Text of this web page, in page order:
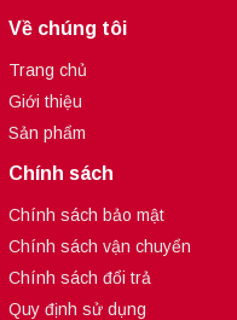
Về chúng tôi
Trang chủ
Giới thiệu
Sản phẩm
Chính sách
Chính sách bảo mật
Chính sách vận chuyển
Chính sách đổi trả
Quy định sử dụng